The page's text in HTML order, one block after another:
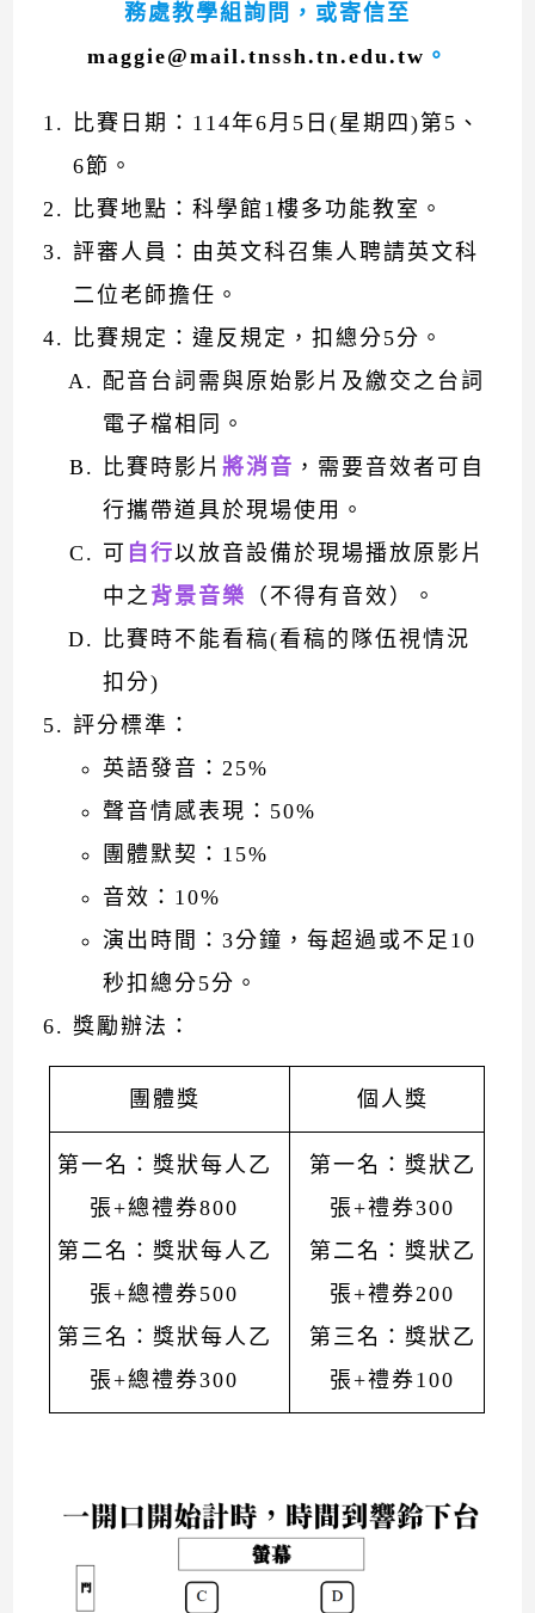
務處教學組詢問，或寄信至
maggie@mail.tnssh.tn.edu.tw 。
比賽日期：114年6月5日(星期四)第5、
6節。
比賽地點：科學館1樓多功能教室。
評審人員：由英文科召集人聘請英文科
二位老師擔任。
比賽規定：違反規定，扣總分5分。
配音台詞需與原始影片及繳交之台詞
電子檔相同。
比賽時影片將消音 ，需要音效者可自
行攜帶道具於現場使用。
可
自行以放音設備於現場播放原影片
中之背景音樂
（不得有音效）。
比賽時不能看稿(看稿的隊伍視情況
扣分)
評分標準：
英語發音：25%
聲音情感表現：50%
團體默契：15%
音效：10%
演出時間：3分鐘，每超過或不足10
秒扣總分5分。
獎勵辦法：
團體獎 個人獎
第一名：獎狀每人乙
張+總禮券800
第二名：獎狀每人乙
張+總禮券500
第三名：獎狀每人乙
張+總禮券300
第一名：獎狀乙
張+禮券300
第二名：獎狀乙
張+禮券200
第三名：獎狀乙
張+禮券100